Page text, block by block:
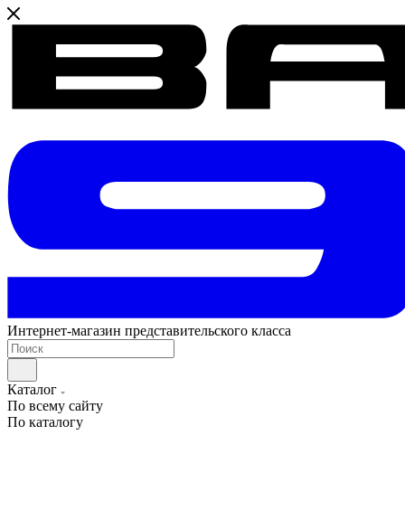
Интернет-магазин представительского класса
Каталог
По всему сайту
По каталогу